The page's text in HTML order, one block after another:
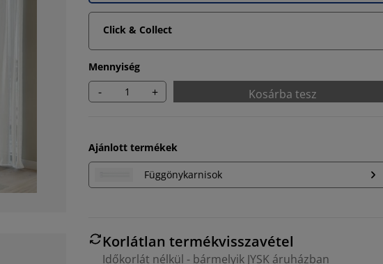
Click & Collect
Mennyiség
- + Kosárba tesz
Ajánlott termékek
Függönykarnisok
Korlátlan termékvisszavétel
Időkorlát nélkül - bármelyik JYSK áruházban
15.789473684210526%